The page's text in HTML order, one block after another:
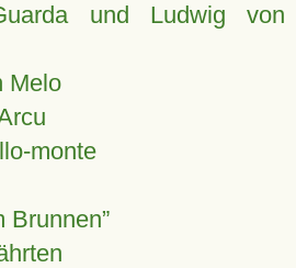
und Ludwig von
Melo
monte
Brunnen